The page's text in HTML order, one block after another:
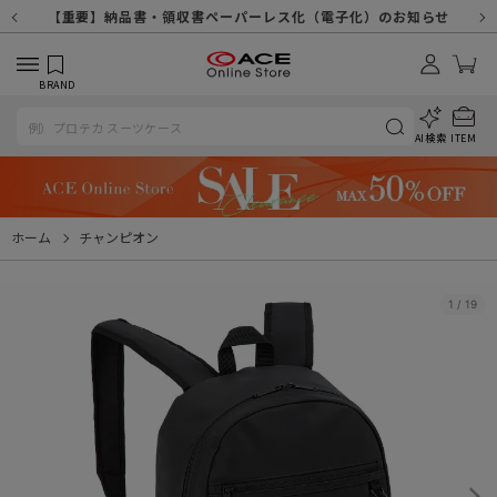
【重要】令和８年熊本地震に伴う配送への影響について
【重要】納品書・領収書ペーパーレス化（電子化）のお知らせ
【重要】天候不良や交通状況・物量増等に伴う配送への影響について
【重要】悪質な詐欺サイトにご注意ください
【重要】各種メールが届かない場合に関しまして
【重要】お問い合わせのご対応に関しまして
【重要】SNSのなりすまし詐欺にご注意ください
BRAND
AI検索 ITEM
ホーム チャンピオン
1 / 19